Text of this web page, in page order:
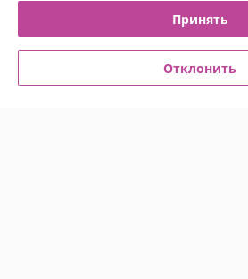
Полная версия сайта
Принять
Отклонить